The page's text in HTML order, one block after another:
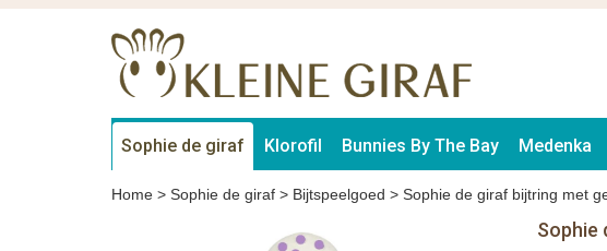
Sophie de giraf Klorofil Bunnies By The Bay Medenka
Home > Sophie de giraf > Bijtspeelgoed > Sophie de giraf bijtring met
Sophie